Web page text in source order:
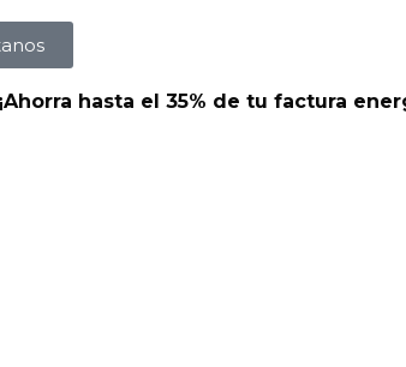
¡Ahorra hasta el 35% de tu factura